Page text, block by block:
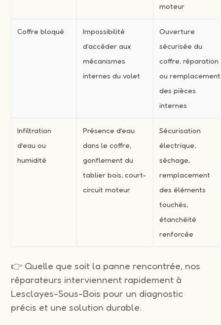
moteur
Coffre bloqué
Impossibilité
d’accéder aux
mécanismes
internes du volet
Ouverture
sécurisée du
coffre, réparation
ou remplacement
des pièces
internes
Infiltration
d’eau ou
humidité
Présence d’eau
dans le coffre,
gonflement du
tablier bois, court-
circuit moteur
Sécurisation
électrique,
séchage,
remplacement
des éléments
touchés,
étanchéité
renforcée
👉 Quelle que soit la panne rencontrée, nos
réparateurs interviennent rapidement à
Lesclayes-Sous-Bois pour un diagnostic
précis et une solution durable.